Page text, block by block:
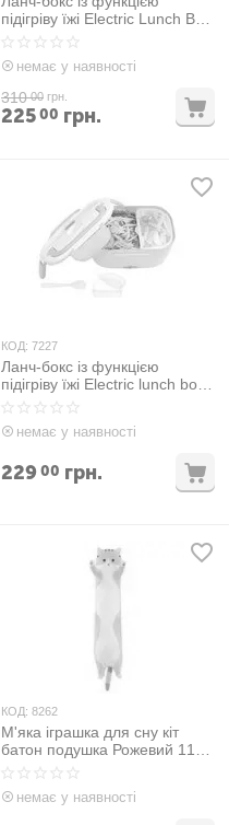
підігріву їжі Electric Lunch Box
12V — Рожевий
немає у наявності
310 00 грн.
22500 грн.
КОД: 7227
Ланч-бокс із функцією
підігріву їжі Electric lunch box
Зелений
немає у наявності
22900 грн.
КОД: 8262
М'яка іграшка для сну кіт
батон подушка Рожевий 110
см
немає у наявності